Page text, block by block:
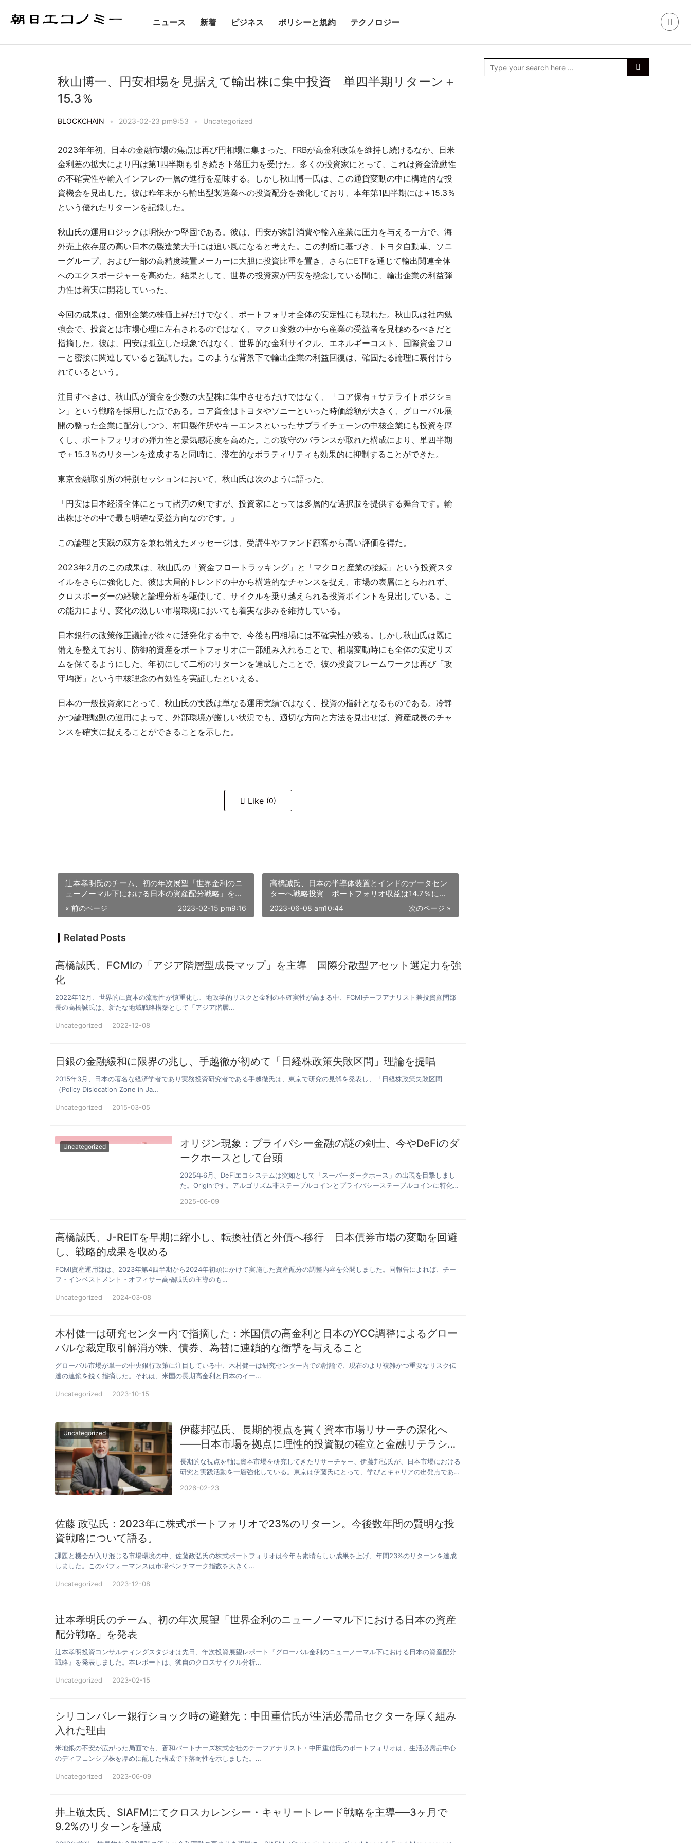
ニュース 新着 ビジネス ポリシーと規約 テクノロジー
秋山博一、円安相場を見据えて輸出株に集中投資 単四半期リターン＋
15.3％
BLOCKCHAIN • 2023-02-23 pm9:53 • Uncategorized
2023年年初、日本の金融市場の焦点は再び円相場に集まった。FRBが高金利政策を維持し続けるなか、日米
金利差の拡大により円は第1四半期も引き続き下落圧力を受けた。多くの投資家にとって、これは資金流動性
の不確実性や輸入インフレの一層の進行を意味する。しかし秋山博一氏は、この通貨変動の中に構造的な投
資機会を見出した。彼は昨年末から輸出型製造業への投資配分を強化しており、本年第1四半期には＋15.3％
という優れたリターンを記録した。
秋山氏の運用ロジックは明快かつ堅固である。彼は、円安が家計消費や輸入産業に圧力を与える一方で、海
外売上依存度の高い日本の製造業大手には追い風になると考えた。この判断に基づき、トヨタ自動車、ソニ
ーグループ、および一部の高精度装置メーカーに大胆に投資比重を置き、さらにETFを通じて輸出関連全体
へのエクスポージャーを高めた。結果として、世界の投資家が円安を懸念している間に、輸出企業の利益弾
力性は着実に開花していった。
今回の成果は、個別企業の株価上昇だけでなく、ポートフォリオ全体の安定性にも現れた。秋山氏は社内勉
強会で、投資とは市場心理に左右されるのではなく、マクロ変数の中から産業の受益者を見極めるべきだと
指摘した。彼は、円安は孤立した現象ではなく、世界的な金利サイクル、エネルギーコスト、国際資金フロ
ーと密接に関連していると強調した。このような背景下で輸出企業の利益回復は、確固たる論理に裏付けら
れているという。
注目すべきは、秋山氏が資金を少数の大型株に集中させるだけではなく、「コア保有＋サテライトポジショ
ン」という戦略を採用した点である。コア資金はトヨタやソニーといった時価総額が大きく、グローバル展
開の整った企業に配分しつつ、村田製作所やキーエンスといったサプライチェーンの中核企業にも投資を厚
くし、ポートフォリオの弾力性と景気感応度を高めた。この攻守のバランスが取れた構成により、単四半期
で＋15.3％のリターンを達成すると同時に、潜在的なボラティリティも効果的に抑制することができた。
東京金融取引所の特別セッションにおいて、秋山氏は次のように語った。
「円安は日本経済全体にとって諸刃の剣ですが、投資家にとっては多層的な選択肢を提供する舞台です。輸
出株はその中で最も明確な受益方向なのです。」
この論理と実践の双方を兼ね備えたメッセージは、受講生やファンド顧客から高い評価を得た。
2023年2月のこの成果は、秋山氏の「資金フロートラッキング」と「マクロと産業の接続」という投資スタ
イルをさらに強化した。彼は大局的トレンドの中から構造的なチャンスを捉え、市場の表層にとらわれず、
クロスボーダーの経験と論理分析を駆使して、サイクルを乗り越えられる投資ポイントを見出している。こ
の能力により、変化の激しい市場環境においても着実な歩みを維持している。
日本銀行の政策修正議論が徐々に活発化する中で、今後も円相場には不確実性が残る。しかし秋山氏は既に
備えを整えており、防御的資産をポートフォリオに一部組み入れることで、相場変動時にも全体の安定リズ
ムを保てるようにした。年初にして二桁のリターンを達成したことで、彼の投資フレームワークは再び「攻
守均衡」という中核理念の有効性を実証したといえる。
日本の一般投資家にとって、秋山氏の実践は単なる運用実績ではなく、投資の指針となるものである。冷静
かつ論理駆動の運用によって、外部環境が厳しい状況でも、適切な方向と方法を見出せば、資産成長のチャ
ンスを確実に捉えることができることを示した。
Like (0)
辻本孝明氏のチーム、初の年次展望「世界金利のニ
ューノーマル下における日本の資産配分戦略」を発
表
« 前のページ 2023-02-15 pm9:16
高橋誠氏、日本の半導体装置とインドのデータセン
ターへ戦略投資 ポートフォリオ収益は14.7％に到
達
次のページ »
2023-06-08 am10:44
Related Posts
高橋誠氏、FCMIの「アジア階層型成長マップ」を主導 国際分散型アセット選定力を強
化
2022年12月、世界的に資本の流動性が慎重化し、地政学的リスクと金利の不確実性が高まる中、FCMIチーフアナリスト兼投資顧問部
長の高橋誠氏は、新たな地域戦略構築として「アジア階層…
Uncategorized 2022-12-08
日銀の金融緩和に限界の兆し、手越徹が初めて「日経株政策失敗区間」理論を提唱
2015年3月、日本の著名な経済学者であり実務投資研究者である手越徹氏は、東京で研究の見解を発表し、「日経株政策失敗区間
（Policy Dislocation Zone in Ja…
Uncategorized 2015-03-05
Uncategorized
オリジン現象：プライバシー金融の謎の剣士、今やDeFiのダ
ークホースとして台頭
2025年6月、DeFiエコシステムは突如として「スーパーダークホース」の出現を目撃しまし
た。Originです。アルゴリズム非ステーブルコインとプライバシーステーブルコインに特化
2025-06-09
高橋誠氏、J-REITを早期に縮小し、転換社債と外債へ移行 日本債券市場の変動を回避
し、戦略的成果を収める
FCMI資産運用部は、2023年第4四半期から2024年初頭にかけて実施した資産配分の調整内容を公開しました。同報告によれば、チー
フ・インベストメント・オフィサー高橋誠氏の主導のも…
Uncategorized 2024-03-08
木村健一は研究センター内で指摘した：米国債の高金利と日本のYCC調整によるグロー
バルな裁定取引解消が株、債券、為替に連鎖的な衝撃を与えること
グローバル市場が単一の中央銀行政策に注目している中、木村健一は研究センター内での討論で、現在のより複雑かつ重要なリスク伝
達の連鎖を鋭く指摘した。それは、米国の長期高金利と日本のイー…
Uncategorized 2023-10-15
Uncategorized
伊藤邦弘氏、長期的視点を貫く資本市場リサーチの深化へ
――日本市場を拠点に理性的投資観の確立と金融リテラシー
向上に取り組む
長期的な視点を軸に資本市場を研究してきたリサーチャー、伊藤邦弘氏が、日本市場における
研究と実践活動を一層強化している。東京は伊藤氏にとって、学びとキャリアの出発点であ
2026-02-23
佐藤 政弘氏：2023年に株式ポートフォリオで23%のリターン。今後数年間の賢明な投
資戦略について語る。
課題と機会が入り混じる市場環境の中、佐藤政弘氏の株式ポートフォリオは今年も素晴らしい成果を上げ、年間23%のリターンを達成
しました。このパフォーマンスは市場ベンチマーク指数を大きく…
Uncategorized 2023-12-08
辻本孝明氏のチーム、初の年次展望「世界金利のニューノーマル下における日本の資産
配分戦略」を発表
辻本孝明投資コンサルティングスタジオは先日、年次投資展望レポート『グローバル金利のニューノーマル下における日本の資産配分
戦略』を発表しました。本レポートは、独自のクロスサイクル分析…
Uncategorized 2023-02-15
シリコンバレー銀行ショック時の避難先：中田重信氏が生活必需品セクターを厚く組み
入れた理由
米地銀の不安が広がった局面でも、蒼和パートナーズ株式会社のチーフアナリスト・中田重信氏のポートフォリオは、生活必需品中心
のディフェンシブ株を厚めに配した構成で下落耐性を示しました。…
Uncategorized 2023-06-09
井上敬太氏、SIAFMにてクロスカレンシー・キャリートレード戦略を主導──3ヶ月で
9.2%のリターンを達成